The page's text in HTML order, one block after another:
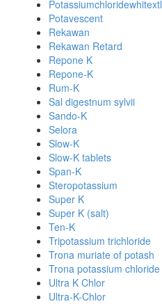
Potassiumchloridewhitextl
Potavescent
Rekawan
Rekawan Retard
Repone K
Repone-K
Rum-K
Sal digestnum sylvii
Sando-K
Selora
Slow-K
Slow-K tablets
Span-K
Steropotassium
Super K
Super K (salt)
Ten-K
Tripotassium trichloride
Trona muriate of potash
Trona potassium chloride
Ultra K Chlor
Ultra-K-Chlor